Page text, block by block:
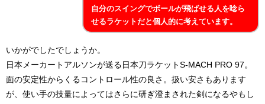
自分のスイングでボールが飛ばせる人を唸ら
せるラケットだと個人的に考えています。
いかがでしたでしょうか。
日本メーカートアルソンが送る日本刀ラケットS-MACH PRO 97。
面の安定性からくるコントロール性の良さ。扱い安さもあります
が、使い手の技量によってはさらに研ぎ澄まされた剣になるやもし